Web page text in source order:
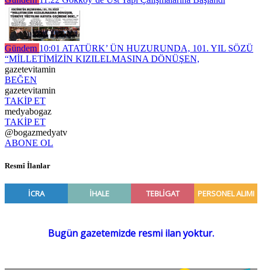
Gündem 10:01 ATATÜRK’ ÜN HUZURUNDA, 101. YIL SÖZÜ
“MİLLETİMİZİN KIZILELMASINA DÖNÜŞEN,
gazetevitamin
BEĞEN
gazetevitamin
TAKİP ET
medyabogaz
TAKİP ET
@bogazmedyatv
ABONE OL
Resmî İlanlar